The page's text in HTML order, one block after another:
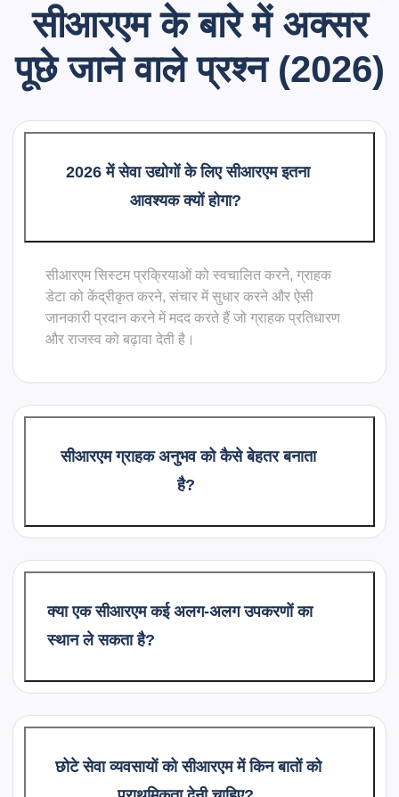
सीआरएमके बारे में अक्सर
पूछे जाने वाले प्रश्न (2026)
2026 में सेवा उद्योगों के लिए सीआरएम इतना
आवश्यक क्यों होगा?
सीआरएम सिस्टम प्रक्रियाओं को स्वचालित करने, ग्राहक
डेटा को केंद्रीकृत करने, संचार में सुधार करने और ऐसी
जानकारी प्रदान करने में मदद करते हैं जो ग्राहक प्रतिधारण
और राजस्व को बढ़ावा देती है।
सीआरएम ग्राहक अनुभव को कैसे बेहतर बनाता
है?
क्या एक सीआरएम कई अलग-अलग उपकरणों का
स्थान ले सकता है?
छोटे सेवा व्यवसायों को सीआरएम में किन बातों को